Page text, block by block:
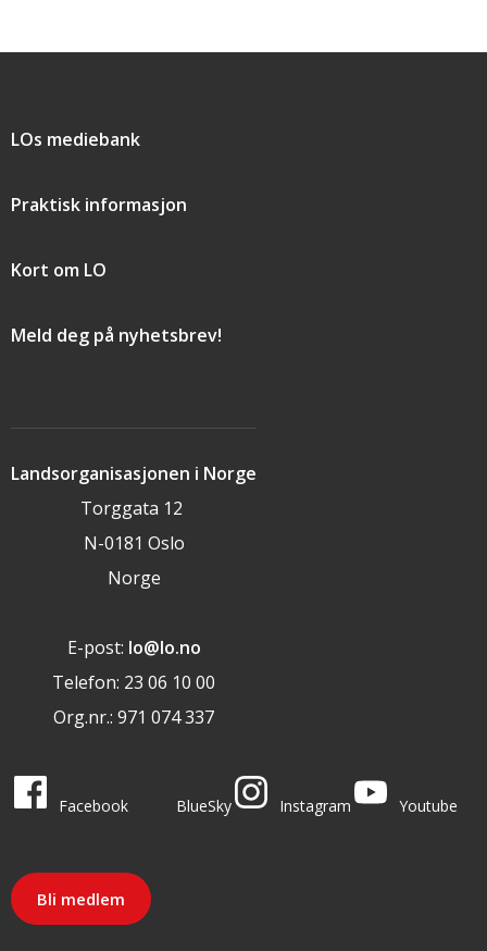
Landsorganisasjonen i Norge
Torggata 12
N-0181 Oslo
Norge
E-post: lo@lo.no
Telefon: 23 06 10 00
Org.nr.: 971 074 337
Snarveier
LOs mediebank
Praktisk informasjon
Kort om LO
Meld deg på nyhetsbrev!
LO i sosiale medier
Facebook
BlueSky
Instagram
Youtube
Bli medlem